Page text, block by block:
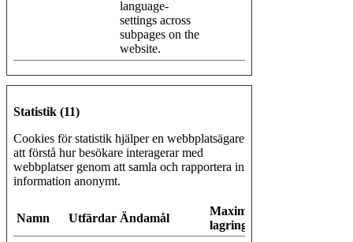
language-
settings across
subpages on the
website.
Statistik (11)
Cookies för statistik hjälper en webbplatsägare
att förstå hur besökare interagerar med
webbplatser genom att samla och rapportera in
information anonymt.
Namn UtfärdareÄndamål
Maximal
lagringstid